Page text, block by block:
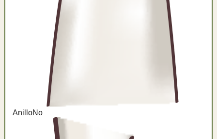
AnilloNo